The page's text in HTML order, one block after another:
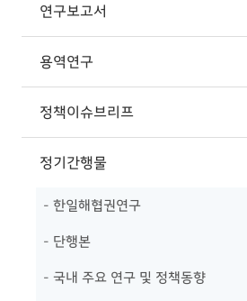
연구보고서
용역연구
정책이슈브리프
정기간행물
- 한일해협권연구
- 단행본
- 국내 주요 연구 및 정책동향